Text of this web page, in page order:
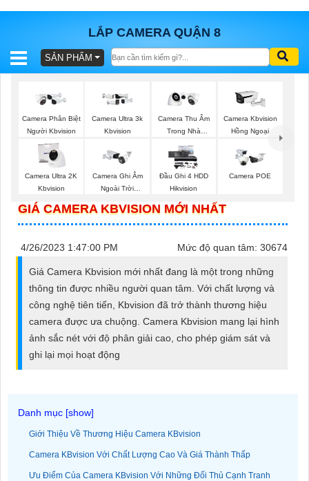
LẮP CAMERA QUẬN 8
BÁO
TRỌN
GÓI
SẢN
TƯ
VẤN
LẮP
PHỤ
CAMERA
SẢN PHẨM
Camera Phân Biệt
Người Kbvision
Camera Ultra 3k
Kbvision
Camera Thu Âm
Trong Nhà
Kbvision
Camera Kbvision
Hồng Ngoại
Camera Ultra 2K
Kbvision
Camera Ghi Âm
Ngoài Trời
Đầu Ghi 4 HDD
Hikvision
Camera POE
GIÁ CAMERA KBVISION MỚI NHẤT
4/26/2023 1:47:00 PM Mức độ quan tâm: 30674
Giá Camera Kbvision mới nhất đang là một trong những
thông tin được nhiều người quan tâm. Với chất lượng và
công nghệ tiên tiến, Kbvision đã trở thành thương hiệu
camera được ưa chuộng. Camera Kbvision mang lại hình
ảnh sắc nét với độ phân giải cao, cho phép giám sát và
ghi lại mọi hoạt động
Giới Thiệu Về Thương Hiệu Camera KBvision
Camera KBvision Với Chất Lượng Cao Và Giá Thành Thấp
Ưu Điểm Của Camera KBvision Với Những Đối Thủ Cạnh Tranh